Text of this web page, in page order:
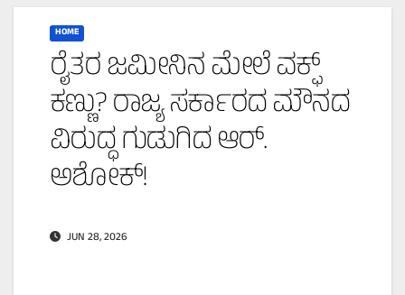
HOME
ರೈತರ ಜಮೀನಿನ ಮೇಲೆ ವಕ್ಫ್
ಕಣ್ಣು? ರಾಜ್ಯ ಸರ್ಕಾರದ ಮೌನದ
ವಿರುದ್ಧ ಗುಡುಗಿದ ಆರ್.
ಅಶೋಕ್!
JUN 28, 2026